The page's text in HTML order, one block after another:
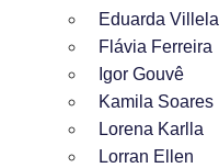
Eduarda Villela
Flávia Ferreira
Igor Gouvê
Kamila Soares
Lorena Karlla
Lorran Ellen